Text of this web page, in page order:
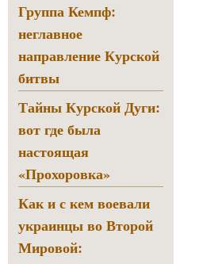
Группа Кемпф:
неглавное
направление Курской
битвы
Тайны Курской Дуги:
вот где была
настоящая
«Прохоровка»
Как и с кем воевали
украинцы во Второй
Мировой: